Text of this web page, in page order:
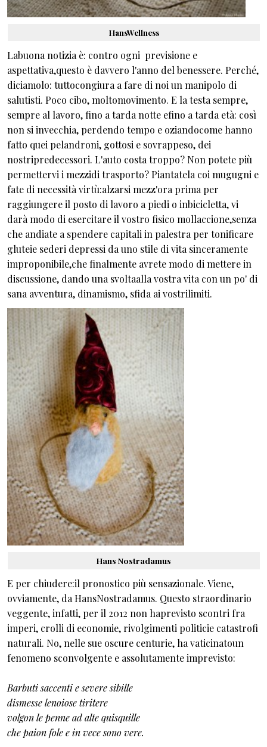
HansWellness
Labuona notizia è: contro ogni previsione e
aspettativa,questo è davvero l'anno del benessere. Perché,
diciamolo: tuttocongiura a fare di noi un manipolo di
salutisti. Poco cibo, moltomovimento. E la testa sempre,
sempre al lavoro, fino a tarda notte efino a tarda età: così
non si invecchia, perdendo tempo e oziandocome hanno
fatto quei pelandroni, gottosi e sovrappeso, dei
nostripredecessori. L'auto costa troppo? Non potete più
permettervi i mezzidi trasporto? Piantatela coi mugugni e
fate di necessità virtù:alzarsi mezz'ora prima per
raggiungere il posto di lavoro a piedi o inbicicletta, vi
darà modo di esercitare il vostro fisico mollaccione,senza
che andiate a spendere capitali in palestra per tonificare
gluteie sederi depressi da uno stile di vita sinceramente
improponibile,che finalmente avrete modo di mettere in
discussione, dando una svoltaalla vostra vita con un po' di
sana avventura, dinamismo, sfida ai vostrilimiti.
Hans Nostradamus
E per chiudere:il pronostico più sensazionale. Viene,
ovviamente, da HansNostradamus. Questo straordinario
veggente, infatti, per il 2012 non haprevisto scontri fra
imperi, crolli di economie, rivolgimenti politicie catastrofi
naturali. No, nelle sue oscure centurie, ha vaticinatoun
fenomeno sconvolgente e assolutamente imprevisto:
Barbuti saccenti e severe sibille
dismesse lenoiose tiritere
volgon le penne ad alte quisquille
che paion fole e in vece sono vere.